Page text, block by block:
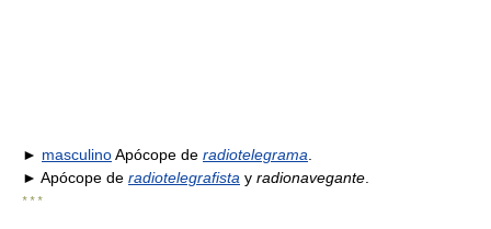
► masculinoApócope de radiotelegrama
► Apócope de radiotelegrafista y radionavegante
* * *